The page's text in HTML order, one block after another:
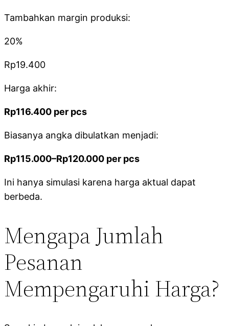
Tambahkan margin produksi:
20%
Rp19.400
Harga akhir:
Rp116.400 per pcs
Biasanya angka dibulatkan menjadi:
Rp115.000–Rp120.000 per pcs
Ini hanya simulasi karena harga aktual dapat
berbeda.
Mengapa Jumlah
Pesanan
Mempengaruhi Harga?